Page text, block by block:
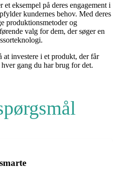
eksempel på deres engagement i
kundernes behov. Med deres
produktionsmetoder og
valg for dem, der søger en
investere i et produkt, der får
gang du har brug for det.